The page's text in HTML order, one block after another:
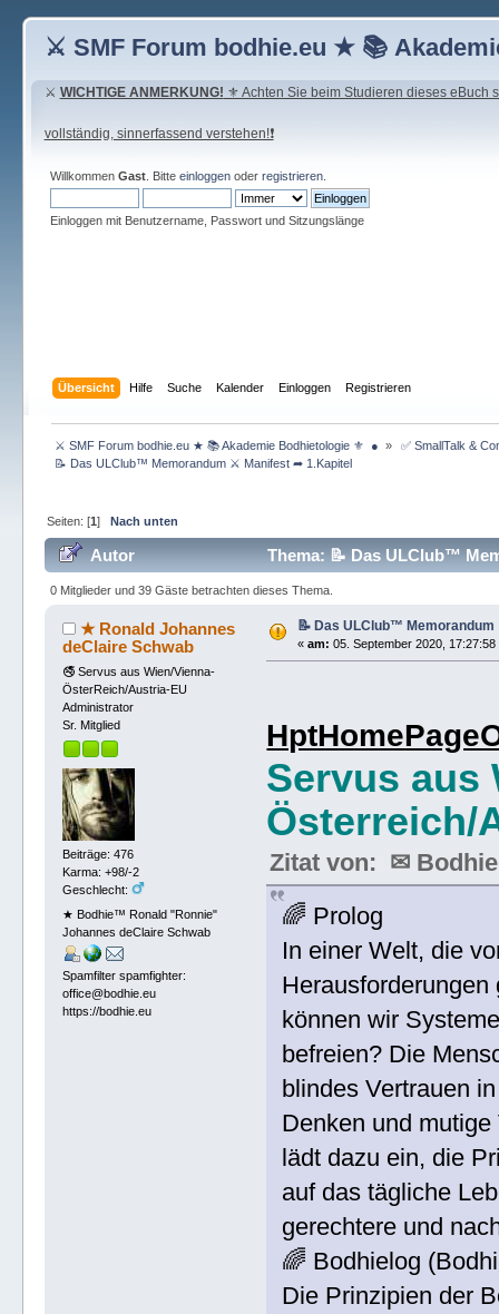
⚔ SMF Forum bodhie.eu ★ 📚
⚔ WICHTIGE ANMERKUNG! ⚜ Achten Sie beim Studieren dieses eBuch
vollständig, sinnerfassend verstehen!❗
Willkommen Gast. Bitte einloggenoder registrieren.
Einloggen mit Benutzername, Passwort und Sitzungslänge
Übersicht Hilfe Suche Kalender Einloggen Registrieren
⚔ SMF Forum bodhie.eu ★ 📚 Akademie Bodhietologie ⚜  ● »
✅ SmallTalk &
📝 Das ULClub™ Memorandum ⚔ Manifest ➦ 1.Kapitel
Seiten: [1] Nach unten
Autor Thema: 📝 Das ULClub™
0 Mitglieder und 39 Gäste betrachten dieses Thema.
★ Ronald Johannes
deClaire Schwab
🚭 Servus aus Wien/Vienna-
ÖsterReich/Austria-EU
Administrator
Sr. Mitglied
Beiträge: 476
Karma: +98/-2
Geschlecht:
★ Bodhie™ Ronald "Ronnie"
Johannes deClaire Schwab
Spamfilter spamfighter:
office@bodhie.eu
https://bodhie.eu
📝 Das ULClub™
« am: 05. September 2020, 17:27:58
Servus aus
Zitat von: ✉
🌈 Prolog
In einer Welt, die
können wir
befreien? Die
blindes Vertrauen
Denken und
lädt dazu ein, die
auf das tägliche
gerechtere und
🌈 Bodhielog
Die Prinzipien der